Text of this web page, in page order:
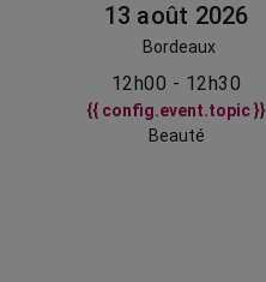
13 août 2026
Bordeaux
12h00 - 12h30
{{ config.event.topic }}
Beauté